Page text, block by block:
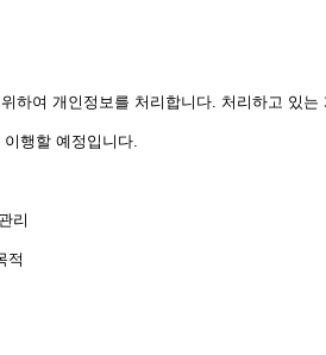
하여 개인정보를 처리합니다. 처리하고 있
행할 예정입니다.
리
적